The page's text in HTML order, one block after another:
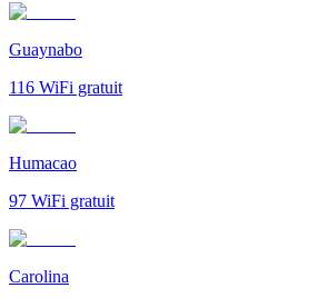
Guaynabo
116 WiFi gratuit
Humacao
97 WiFi gratuit
Carolina